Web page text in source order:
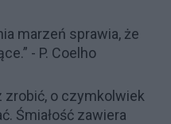
marzeń sprawia, że
- P. Coelho
zrobić, o czymkolwiek
Śmiałość zawiera